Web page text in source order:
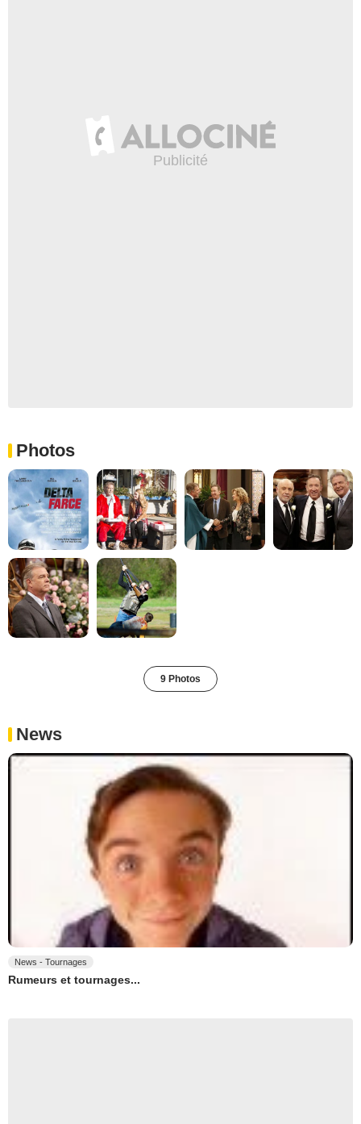
Photos
9 Photos
News
News - Tournages
Rumeurs et tournages...